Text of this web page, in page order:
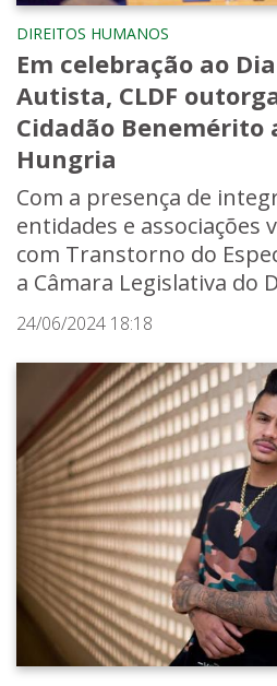
DIREITOS HUMANOS
Em celebração ao
Autista, CLDF
Cidadão Benemérito
Hungria
Com a presença de
entidades e associações
com Transtorno do
a Câmara Legislativa do
24/06/2024 18:18